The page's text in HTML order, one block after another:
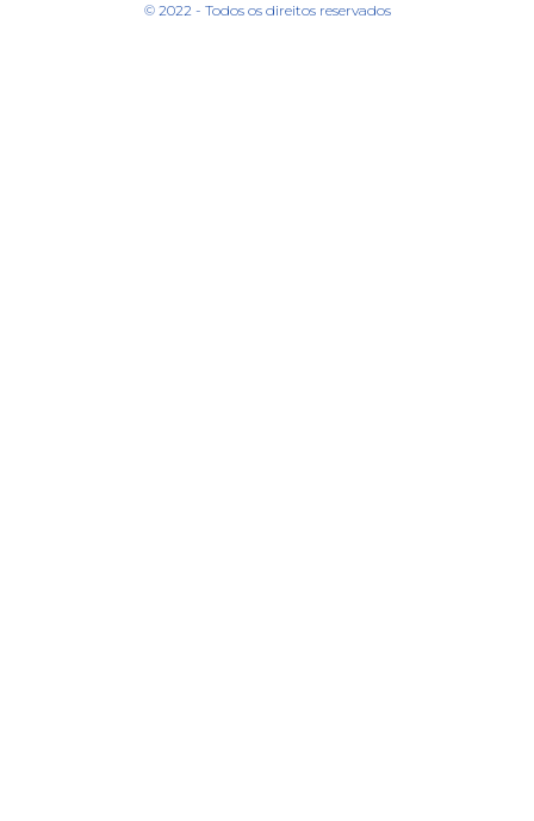
© 2022 - Todos os direitos reservados